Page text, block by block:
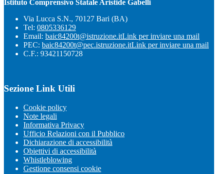
Istituto Comprensivo Statale Aristide Gabelli
Via Lucca S.N., 70127 Bari (BA)
Tel: 0805336129
Email: baic84200t@istruzione.itLink per inviare una mail
PEC: baic84200t@pec.istruzione.itLink per inviare una mail
C.F.: 93421150728
Sezione Link Utili
Cookie policy
Note legali
Informativa Privacy
Ufficio Relazioni con il Pubblico
Dichiarazione di accessibilità
Obiettivi di accessibilità
Whistleblowing
Gestione consensi cookie